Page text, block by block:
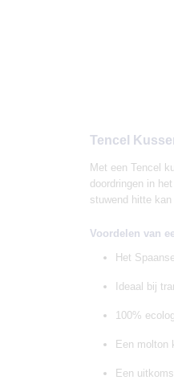
Tencel
Met een Tencel
doordringen in
stuwend hitte
Voordelen van
Het
Ideaal bij
100%
Een molton
Een